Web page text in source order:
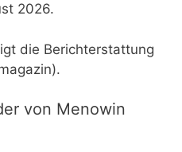
2026.
die Berichterstattung
von Menowin